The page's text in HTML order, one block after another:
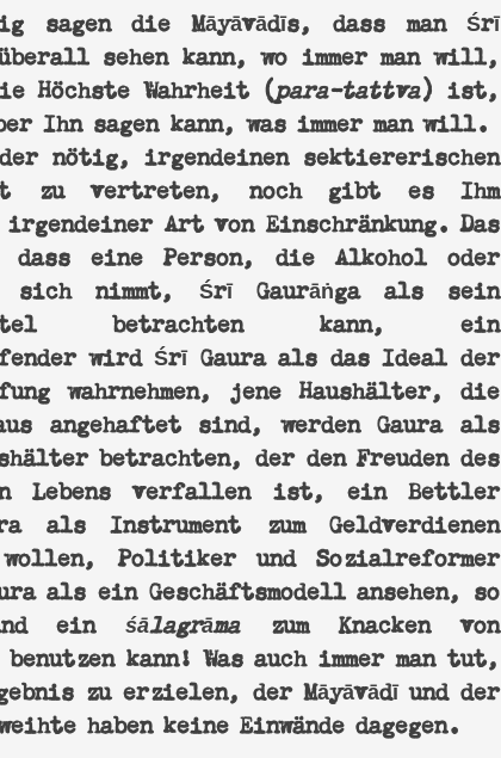
sagen die Māyāvādīs, dass man Śrī
überall sehen kann, wo immer man will,
Höchste Wahrheit (para-tattva) ist,
Ihn sagen kann, was immer man will.
nötig, irgendeinen sektiererischen
zu vertreten, noch gibt es Ihm
irgendeiner Art von Einschränkung. Das
dass eine Person, die Alkohol oder
nimmt, Śrī Gaurāṅga als sein
betrachten kann, ein
wird Śrī Gaura als das Ideal der
wahrnehmen, jene Haushälter, die
angehaftet sind, werden Gaura als
betrachten, der den Freuden des
Lebens verfallen ist, ein Bettler
als Instrument zum Geldverdienen
wollen, Politiker und Sozialreformer
als ein Geschäftsmodell ansehen, so
ein śālagrāmazum Knacken von
benutzen kann! Was auch immer man tut,
zu erzielen, der Māyāvādī und der
haben keine Einwände dagegen.